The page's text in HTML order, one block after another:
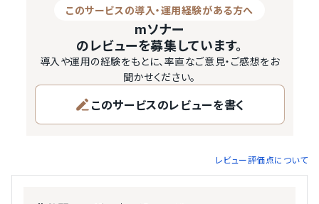
このサービスの導入・運用経験がある方へ
mソナー
のレビューを募集しています。
導入や運用の経験をもとに、率直なご意見・ご感想をお
聞かせください。
このサービスのレビューを書く
レビュー評価点について